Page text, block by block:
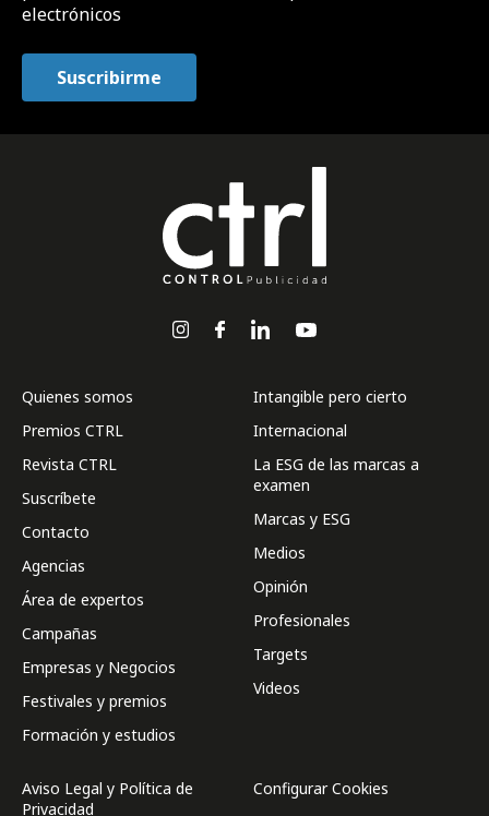
electrónicos
Quienes somos
Premios CTRL
Revista CTRL
Suscríbete
Contacto
Agencias
Área de expertos
Campañas
Empresas y Negocios
Festivales y premios
Formación y estudios
Intangible pero cierto
Internacional
La ESG de las marcas a
examen
Marcas y ESG
Medios
Opinión
Profesionales
Targets
Videos
Aviso Legal y Política de
Privacidad
Configurar Cookies